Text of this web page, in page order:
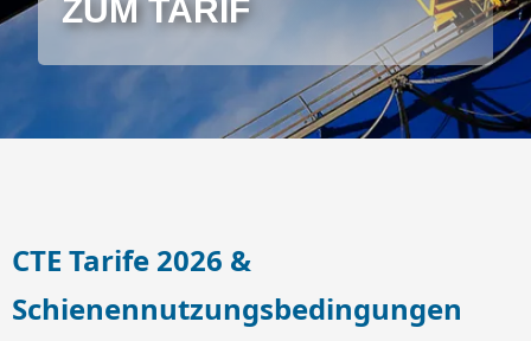
ZUM TARIF
CTE Tarife 2026 &
Schienennutzungsbedingungen